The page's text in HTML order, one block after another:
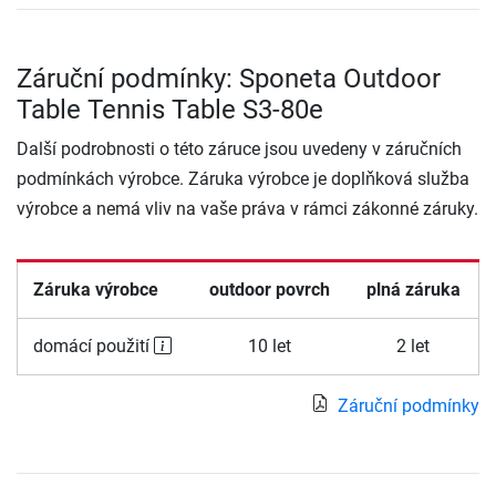
Záruční podmínky: Sponeta Outdoor
Table Tennis Table S3-80e
Další podrobnosti o této záruce jsou uvedeny v záručních
podmínkách výrobce. Záruka výrobce je doplňková služba
výrobce a nemá vliv na vaše práva v rámci zákonné záruky.
Záruka výrobce outdoor povrch plná záruka
domácí použití 10 let 2 let
Záruční podmínky